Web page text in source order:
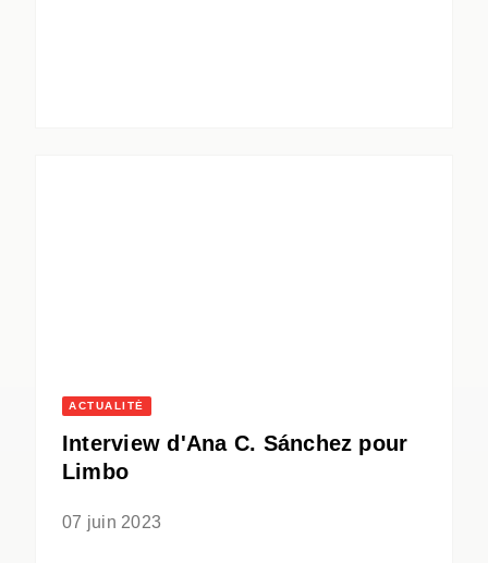
ACTUALITÉ
Interview d'Ana C. Sánchez pour
Limbo
07 juin 2023